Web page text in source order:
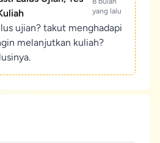
yang lalu
ujian? takut menghadapi
melanjutkan kuliah?